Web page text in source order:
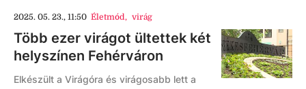
2025. 05. 23., 11:50 Életmód, virág
Több ezer virágot ültettek két
helyszínen Fehérváron
Elkészült a Virágóra és virágosabb lett a